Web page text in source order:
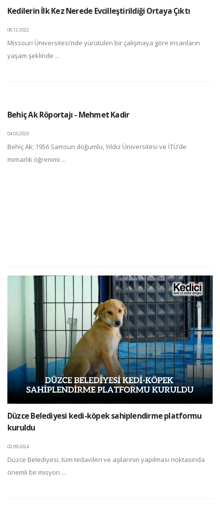
Kedilerin İlk Kez Nerede Evcilleştirildiği Ortaya Çıktı
08.12.2022
Missouri Üniversitesi’nde yürütülen bir çalışmaya göre insanların
yaşam şeklinde ...
Behiç Ak Röportajı - Mehmet Kadir
04.05.2020
Behiç Ak; 1956 Samsun doğumlu, Yıldız Üniversitesi ve İTÜ’de
mimarlık öğrenimi ...
Düzce Belediyesi kedi-köpek sahiplendirme platformu
kuruldu
02.09.2024
Düzce Belediyesi, tüm tedavileri ve aşılarının yapılması noktasında
önemli bir misyon ...